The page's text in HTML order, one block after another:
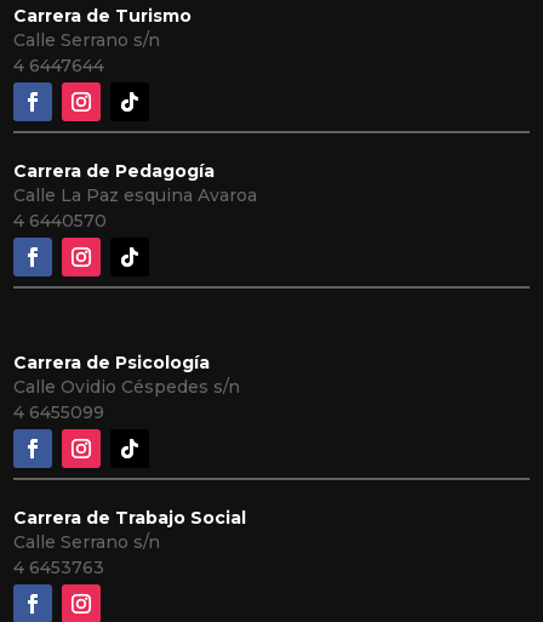
Carrera de Turismo
Calle Serrano s/n
4 6447644
Carrera de Pedagogía
Calle La Paz esquina Avaroa
4 6440570
Carrera de Psicología
Calle Ovidio Céspedes s/n
4 6455099
Carrera de Trabajo Social
Calle Serrano s/n
4 6453763